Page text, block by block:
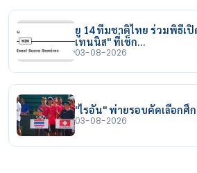
ยู 14 ทีมชาติไทย ร่วมพิธีเปิ
เทนนิส" ที่เช็ก…
03-08-2026
"ไรอัน" พ่ายรอบคัดเลือกศึ
03-08-2026